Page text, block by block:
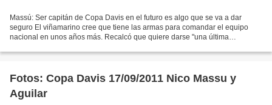
Massú: Ser capitán de Copa Davis en el futuro es algo que se va a dar
seguro El viñamarino cree que tiene las armas para comandar el equipo
nacional en unos años más. Recalcó que quiere darse "una última
Fotos: Copa Davis 17/09/2011 Nico Massu y
Aguilar